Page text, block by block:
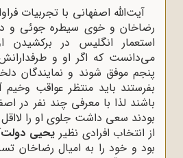
آیت‌الله اصفهانی با تجربیات
رضاخان و خوی سیطره جوئی و
استعمار انگلیس در
می‌دانست که اگر او و
پنجم موفق شوند و نمایندگان
بفرستند باید منتظر عواقب
باشند لذا با معرفی چند نفر در
بودند سعی داشت جلوی او را
از انتخاب افرادی نظیر یحیی
بود و خود را به امیال رضاخان